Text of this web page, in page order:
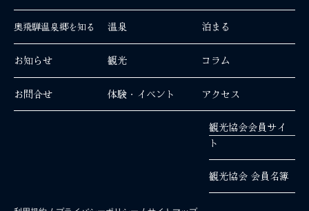
奥飛騨温泉郷を知る
お知らせ
お問合せ
温泉
観光
体験・イベント
泊まる
コラム
アクセス
観光協会会員サイ
ト
観光協会 会員名簿